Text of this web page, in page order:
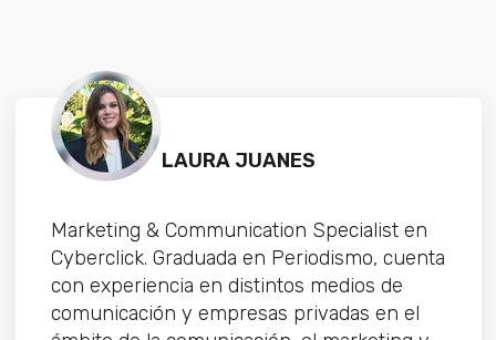
LAURA JUANES
Marketing & Communication Specialist en
Cyberclick. Graduada en Periodismo, cuenta
con experiencia en distintos medios de
comunicación y empresas privadas en el